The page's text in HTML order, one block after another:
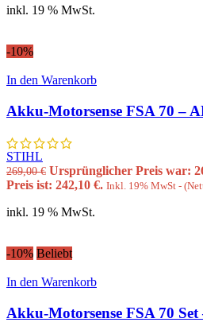
inkl. 19 % MwSt.
-10%
In den Warenkorb
Akku-Motorsense FSA 70 –
STIHL
269,00€ Ursprünglicher Preis war:
Preis ist: 242,10 €. Inkl. 19% MwSt -
inkl. 19 % MwSt.
-10% Beliebt
In den Warenkorb
Akku-Motorsense FSA 70 Set